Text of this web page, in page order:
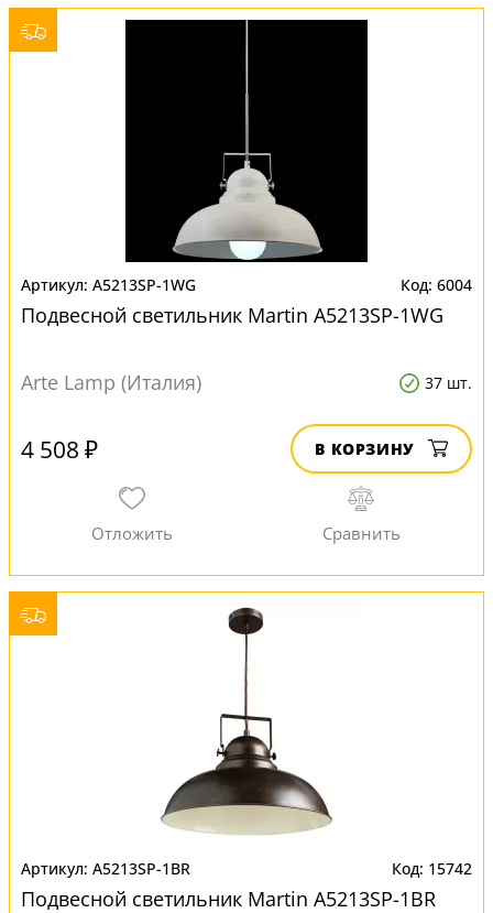
A5213SP-1WG 6004
Подвесной светильник Martin A5213SP-1WG
Arte Lamp (Италия) 37 шт.
4 508 ₽ В КОРЗИНУ
A5213SP-1BR 15742
Подвесной светильник Martin A5213SP-1BR